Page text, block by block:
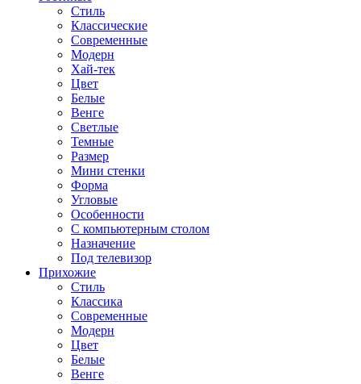
Стиль
Классические
Современные
Модерн
Хай-тек
Цвет
Белые
Венге
Светлые
Темные
Размер
Мини стенки
Форма
Угловые
Особенности
С компьютерным столом
Назначение
Под телевизор
Прихожие
Стиль
Классика
Современные
Модерн
Цвет
Белые
Венге